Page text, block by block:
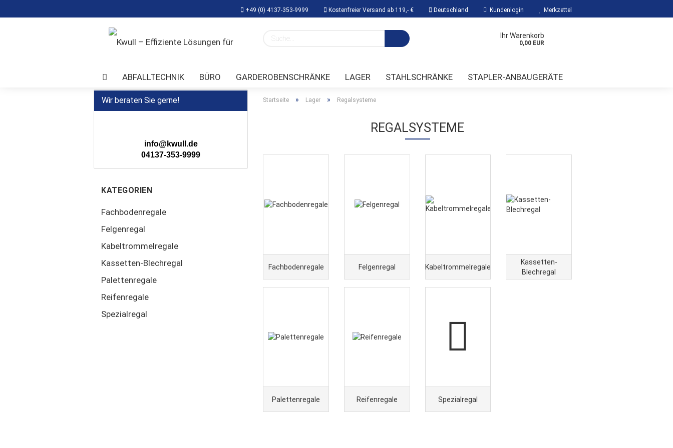
+49 (0) 4137-353-9999 Kostenfreier Versand ab 119,- € Deutschland Kundenlogin Merkzettel
Ihr Warenkorb
0,00 EUR
ABFALLTECHNIK BÜRO GARDEROBENSCHRÄNKE LAGER STAHLSCHRÄNKE
STAPLER-ANBAUGERÄTE
TRANSPORTGERÄTE
Startseite » Lager » Regalsysteme
REGALSYSTEME
Fachbodenregale Felgenregal Kabeltrommelregale
Kassetten-
Blechregal
Palettenregale Reifenregale Spezialregal
Wir beraten Sie gerne!
info@kwull.de
04137-353-9999
KATEGORIEN
Fachbodenregale
Felgenregal
Kabeltrommelregale
Kassetten-Blechregal
Palettenregale
Reifenregale
Spezialregal